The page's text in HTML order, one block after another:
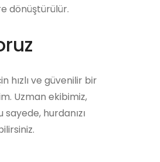
dönüştürülür.
hızlı ve güvenilir bir
Uzman ekibimiz,
hurdanızı